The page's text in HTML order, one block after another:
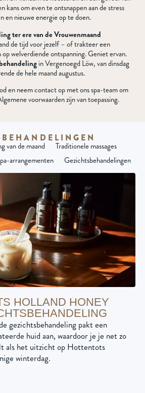
kans om even te ontsnappen aan de stress
en nieuwe energie op te doen.
ter ere van de Vrouwenmaand
de tijd voor jezelf – of trakteer een
welverdiende ontspanning. Geniet ervan.
in Vergenoegd Löw, van dinsdag
de hele maand augustus.
en neem contact op met ons spa-team om
voorwaarden zijn van toepassing.
van de maand
Traditionele massages
arrangementen Gezichtsbehandelingen
HOLLAND HONEY
gezichtsbehandeling pakt een
huid aan, waardoor je je net zo
als het uitzicht op Hottentots
winterdag.